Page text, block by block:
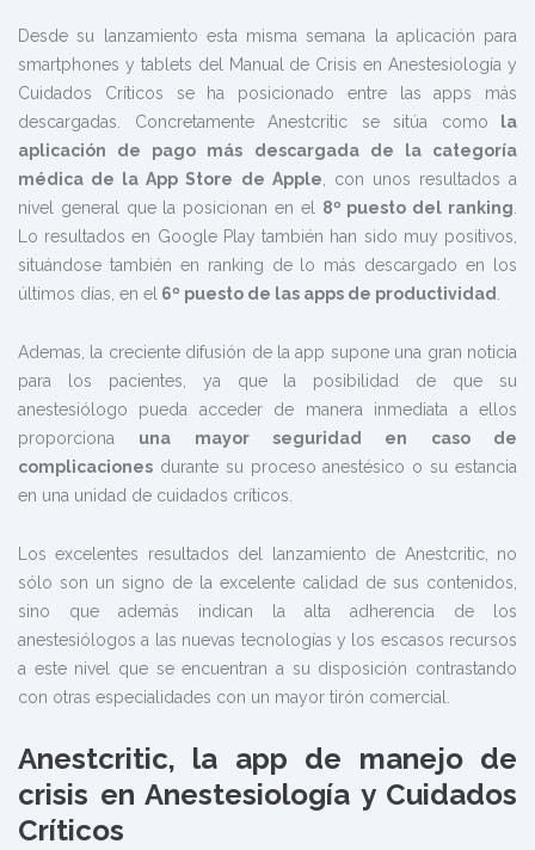
Desde su lanzamiento esta misma semana la aplicación para
smartphones y tablets del Manual de Crisis en Anestesiología y
Cuidados Críticos se ha posicionado entre las apps más
descargadas. Concretamente Anestcritic se sitúa como la
aplicación de pago más descargada de la categoría
médica de la App Store de Apple , con unos resultados a
nivel general que la posicionan en el 8º puesto del ranking
Lo resultados en Google Play también han sido muy positivos,
situándose también en ranking de lo más descargado en los
últimos días, en el 6º puesto de las apps de productividad
Ademas, la creciente difusión de la app supone una gran noticia
para los pacientes, ya que la posibilidad de que su
anestesiólogo pueda acceder de manera inmediata a ellos
proporciona una mayor seguridad en caso de
complicaciones durante su proceso anestésico o su estancia
en una unidad de cuidados críticos.
Los excelentes resultados del lanzamiento de Anestcritic, no
sólo son un signo de la excelente calidad de sus contenidos,
sino que además indican la alta adherencia de los
anestesiólogos a las nuevas tecnologías y los escasos recursos
a este nivel que se encuentran a su disposición contrastando
con otras especialidades con un mayor tirón comercial.
Anestcritic, la app de manejo de
crisis en Anestesiología y Cuidados
Críticos